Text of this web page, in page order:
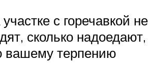
с горечавкой не
сколько надоедают,
вашему терпению